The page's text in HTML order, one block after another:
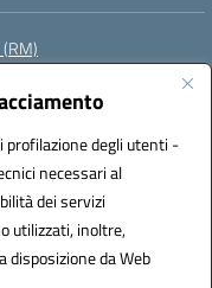
degli utenti -
necessari al
dei servizi
utilizzati, inoltre,
da Web
(IPA): istsc_rmic8b900g